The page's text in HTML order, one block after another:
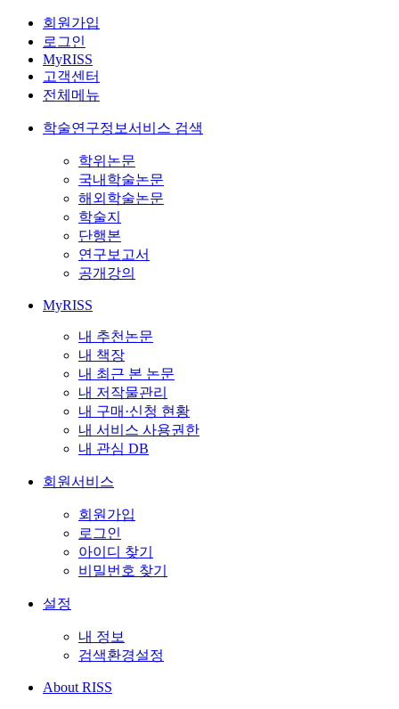
회원가입
로그인
MyRISS
고객센터
전체메뉴
학술연구정보서비스 검색
학위논문
국내학술논문
해외학술논문
학술지
단행본
연구보고서
공개강의
MyRISS
내 추천논문
내 책장
내 최근 본 논문
내 저작물관리
내 구매·신청 현황
내 서비스 사용권한
내 관심 DB
회원서비스
회원가입
로그인
아이디 찾기
비밀번호 찾기
설정
내 정보
검색환경설정
About RISS